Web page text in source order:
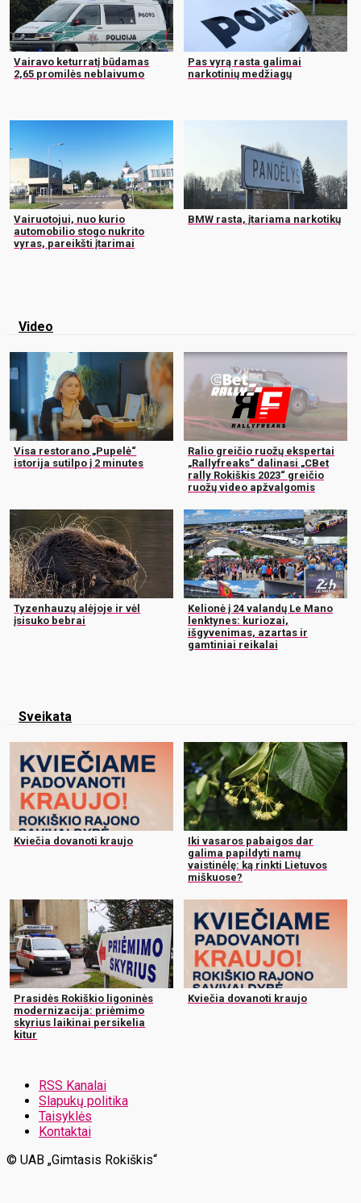
Vairavo keturratį būdamas
2,65 promilės neblaivumo
Pas vyrą rasta galimai
narkotinių medžiagų
Vairuotojui, nuo kurio
automobilio stogo nukrito
vyras, pareikšti įtarimai
BMW rasta, įtariama narkotikų
Video
Visa restorano „Pupelė“
istorija sutilpo į 2 minutes
Ralio greičio ruožų ekspertai
„Rallyfreaks“ dalinasi „CBet
rally Rokiškis 2023“ greičio
ruožų video apžvalgomis
Tyzenhauzų alėjoje ir vėl
įsisuko bebrai
Kelionė į 24 valandų Le Mano
lenktynes: kuriozai,
išgyvenimas, azartas ir
gamtiniai reikalai
Sveikata
Kviečia dovanoti kraujo
Iki vasaros pabaigos dar
galima papildyti namų
vaistinėlę: ką rinkti Lietuvos
miškuose?
Prasidės Rokiškio ligoninės
modernizacija: priėmimo
skyrius laikinai persikelia
kitur
Kviečia dovanoti kraujo
RSS Kanalai
Slapukų politika
Taisyklės
Kontaktai
© UAB „Gimtasis Rokiškis“